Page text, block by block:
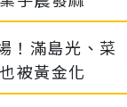
！滿島光、菜
被黃金化